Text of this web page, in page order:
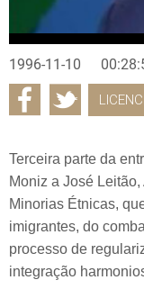
1996-11-10
Terceira parte da
Moniz a José
Minorias Étnicas,
imigrantes, do
processo de
integração